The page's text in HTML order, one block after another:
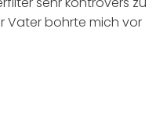
Vater bohrte mich vor